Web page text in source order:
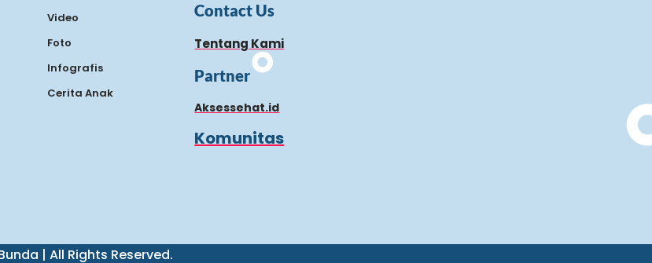
Video
Foto
Infografis
Cerita Anak
Contact Us
Tentang Kami
Partner
Aksessehat.id
Komunitas
| All Rights Reserved.